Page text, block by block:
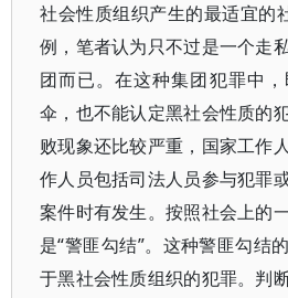
社会性质组织产生的最适宜的
例，笔者认为只不过是一个走
团而已。在这种集团犯罪中
伞，也不能认定黑社会性质的
败现象还比较严重，国家工作
作人员包括司法人员参与犯罪
案件时有发生。按照社会上的
是“警匪勾结”。这种警匪勾结
于黑社会性质组织的犯罪。判